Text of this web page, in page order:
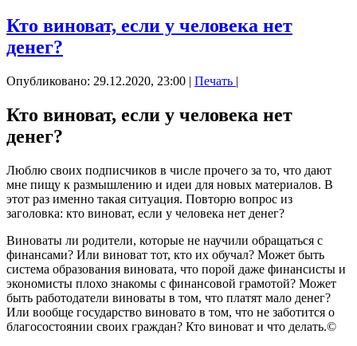
Кто виноват, если у человека нет
денег?
Опубликовано: 29.12.2020, 23:00 | Печать |
Кто виноват, если у человека нет
денег?
Люблю своих подписчиков в числе прочего за то, что дают
мне пищу к размышлению и идеи для новых материалов. В
этот раз именно такая ситуация. Повторю вопрос из
заголовка: кто виноват, если у человека нет денег?
Виноваты ли родители, которые не научили обращаться с
финансами? Или виноват тот, кто их обучал? Может быть
система образования виновата, что порой даже финансисты и
экономисты плохо знакомы с финансовой грамотой? Может
быть работодатели виноваты в том, что платят мало денег?
Или вообще государство виновато в том, что не заботится о
благосостоянии своих граждан? Кто виноват и что делать.©